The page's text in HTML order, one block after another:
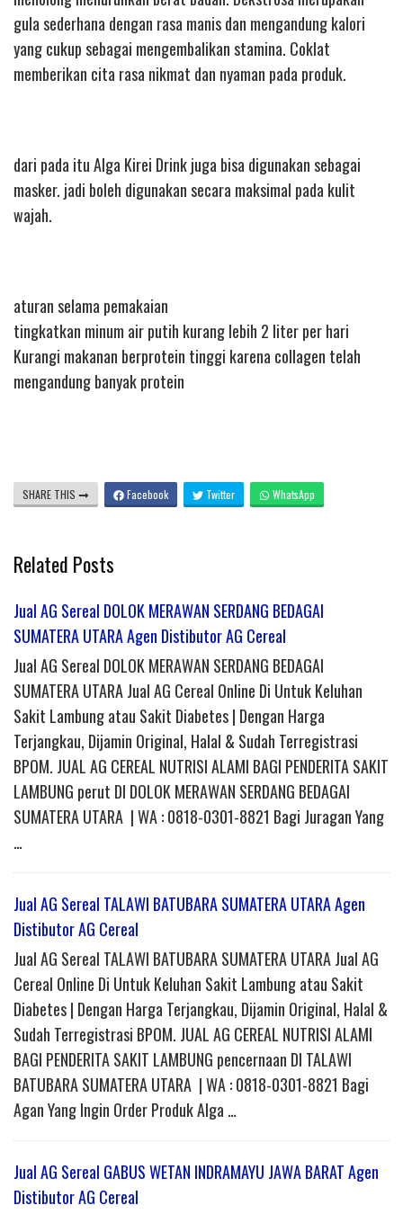
gula sederhana dengan rasa manis dan mengandung kalori
yang cukup sebagai mengembalikan stamina. Coklat
memberikan cita rasa nikmat dan nyaman pada produk.
dari pada itu Alga Kirei Drink juga bisa digunakan sebagai
masker. jadi boleh digunakan secara maksimal pada kulit
wajah.
aturan selama pemakaian
tingkatkan minum air putih kurang lebih 2 liter per hari
Kurangi makanan berprotein tinggi karena collagen telah
mengandung banyak protein
SHARE THIS Facebook Twitter WhatsApp
Related Posts
Jual AG Sereal DOLOK MERAWAN SERDANG BEDAGAI
SUMATERA UTARA Agen Distibutor AG Cereal
Jual AG Sereal DOLOK MERAWAN SERDANG BEDAGAI
SUMATERA UTARA Jual AG Cereal Online Di Untuk Keluhan
Sakit Lambung atau Sakit Diabetes | Dengan Harga
Terjangkau, Dijamin Original, Halal & Sudah Terregistrasi
BPOM. JUAL AG CEREAL NUTRISI ALAMI BAGI PENDERITA SAKIT
LAMBUNG perut DI DOLOK MERAWAN SERDANG BEDAGAI
SUMATERA UTARA | WA : 0818-0301-8821 Bagi Juragan Yang
…
Jual AG Sereal TALAWI BATUBARA SUMATERA UTARA Agen
Distibutor AG Cereal
Jual AG Sereal TALAWI BATUBARA SUMATERA UTARA Jual AG
Cereal Online Di Untuk Keluhan Sakit Lambung atau Sakit
Diabetes | Dengan Harga Terjangkau, Dijamin Original, Halal &
Sudah Terregistrasi BPOM. JUAL AG CEREAL NUTRISI ALAMI
BAGI PENDERITA SAKIT LAMBUNG pencernaan DI TALAWI
BATUBARA SUMATERA UTARA | WA : 0818-0301-8821 Bagi
Agan Yang Ingin Order Produk Alga …
Jual AG Sereal GABUS WETAN INDRAMAYU JAWA BARAT Agen
Distibutor AG Cereal